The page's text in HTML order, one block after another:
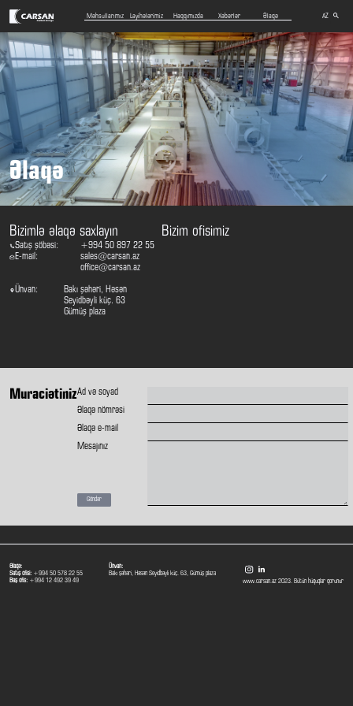
Məhsullarımız Layihələrimiz Haqqımızda Xəbərlər Əlaqə AZ
RU
Əlaqə
Bizimlə əlaqə saxlayın
Satış şöbəsi:
+994 50 897 22 55
E-mail:
sales@carsan.az
office@carsan.az
Ünvan:
Bakı şəhəri, Həsən
Seyidbəyli küç. 63
Gümüş plaza
Bizim ofisimiz
MuraciətinizAd və soyad
Əlaqə nömrəsi
Əlaqə e-mail
Mesajınız
Göndər
Əlaqə:
Satış ofisi: +994 50 578 22 55
Baş ofis: +994 12 492 39 49
Ünvan:
Bakı şəhəri, Həsən Seyidbəyli küç. 63, Gümüş plaza
www.carsan.az 2023. Bütün hüquqlar qorunur